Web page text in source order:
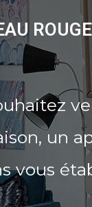
un
vous